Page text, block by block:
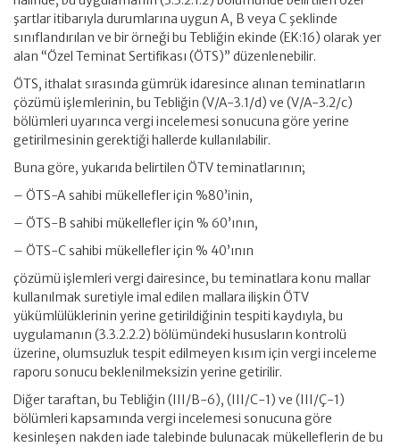
şartlar itibarıyla durumlarına uygun A, B veya C şeklinde
sınıflandırılan ve bir örneği bu Tebliğin ekinde (EK:16) olarak yer
alan “Özel Teminat Sertifikası (ÖTS)” düzenlenebilir.
ÖTS, ithalat sırasında gümrük idaresince alınan teminatların
çözümü işlemlerinin, bu Tebliğin (V/A-3.1/d) ve (V/A-3.2/c)
bölümleri uyarınca vergi incelemesi sonucuna göre yerine
getirilmesinin gerektiği hallerde kullanılabilir.
Buna göre, yukarıda belirtilen ÖTV teminatlarının;
– ÖTS-A sahibi mükellefler için %80’inin,
– ÖTS-B sahibi mükellefler için % 60’ının,
– ÖTS-C sahibi mükellefler için % 40’ının
çözümü işlemleri vergi dairesince, bu teminatlara konu mallar
kullanılmak suretiyle imal edilen mallara ilişkin ÖTV
yükümlülüklerinin yerine getirildiğinin tespiti kaydıyla, bu
uygulamanın (3.3.2.2.2) bölümündeki hususların kontrolü
üzerine, olumsuzluk tespit edilmeyen kısım için vergi inceleme
raporu sonucu beklenilmeksizin yerine getirilir.
Diğer taraftan, bu Tebliğin (III/B-6), (III/C-1) ve (III/Ç-1)
bölümleri kapsamında vergi incelemesi sonucuna göre
kesinleşen nakden iade talebinde bulunacak mükelleflerin de bu